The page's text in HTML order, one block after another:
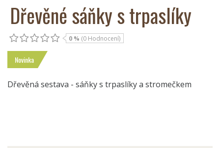
Dřevěné sáňky s trpaslíky
0 % (0 Hodnocení)
Novinka
Dřevěná sestava - sáňky s trpaslíky a stromečkem